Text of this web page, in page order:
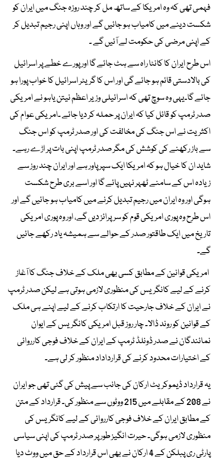
فہمی تھی کہ وہ امریکا کے ساتھ مل کر چند روزہ جنگ میں ایران کو
شکست دینے میں کامیاب ہو جائیں گے اور وہاں اپنی رجیم تبدیل کر
کے اپنی مرضی کی حکومت لے آئیں گے ۔
اس طرح ایران کا کانٹا راہ سے ہٹ جائے گا اور پورے خطے پر اسرائیل
کی بالادستی قائم ہو جائے گی اور اس کا گریٹر اسرائیل کا خواب پورا ہو
جائے گا۔یہی وہ سوچ تھی کہ اسرائیلی وزیر اعظم نیتن یاہو نے امریکی
صدر ٹرمپ کو قائل کیا کہ ایران پر حملہ کر دیا جائے ۔امریکی عوام کی
اکثریت نے اس جنگ کی مخالفت کی اور صدر ٹرمپ کو اس جنگ
سے باز رکھنے کی کوشش کی مگر صدر ٹرمپ اپنی بات پر اڑے رہے۔
شاید ان کا خیال ہو کہ امریکا ایک سپر پاور ہے اور ایران چند روز سے
زیادہ اس کے سامنے ٹھہر نہیں پائے گا اور اسے بری طرح شکست
ہوگی اور وہ ایران میں رجیم تبدیل کرنے میں کامیاب ہو جائیں گے اور
اس طرح وہ پوری امریکی قوم کو سرپرائز دیں گے، اور وہ پوری امریکی
تاریخ میں ایک طاقتور صدر کے حوالے سے ہمیشہ یاد رکھے جائیں
گے۔
امریکی قوانین کے مطابق کسی بھی ملک کے خلاف جنگ کا آغاز
کرنے کے لیے کانگریس کی منظوری لازمی ہوتی ہے لیکن صدر ٹرمپ
نے ایران کے خلاف جارحیت کا ارتکاب کرنے کے لیے اپنے ہی ملک
کے قوانین کو روند ڈالا۔ چار روز قبل امریکی کانگریس کے ایوان
نمائندگان نے صدر ڈونلڈ ٹرمپ کے ایران کے خلاف فوجی کارروائی
کے اختیارات محدود کرنے کی قرارداداد منظور کر لی ہے۔
یہ قرارداد ڈیموکریٹ ارکان کی جانب سے پیش کی گئی تھی جو ایران
نے 208 کے مقابلے میں 215 ووٹوں سے منظور کی۔ قرارداد کے متن
کے مطابق ایران کے خلاف فوجی کارروائی کے لیے کانگریس کی
منظوری لازمی ہوگی۔ حیرت انگیز طور پر صدر ٹرمپ کی اپنی سیاسی
پارٹی ری پبلکن کے 4 ارکان نے بھی اس قرارداد کے حق میں ووٹ دیا